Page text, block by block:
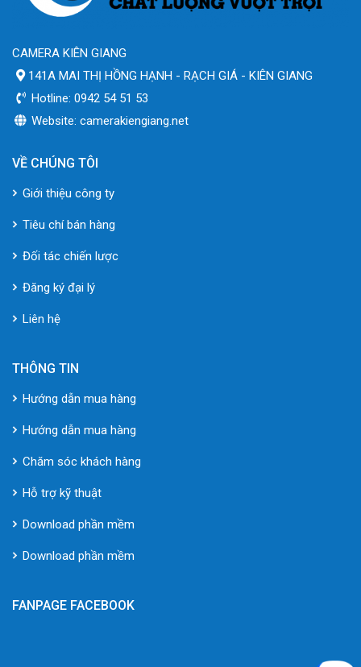
CAMERA KIÊN GIANG
141A MAI THỊ HỒNG HẠNH - RẠCH GIÁ - KIÊN GIANG
Hotline: 0942 54 51 53
Website: camerakiengiang.net
VỀ CHÚNG TÔI
Giới thiệu công ty
Tiêu chí bán hàng
Đối tác chiến lược
Đăng ký đại lý
Liên hệ
THÔNG TIN
Hướng dẫn mua hàng
Hướng dẫn mua hàng
Chăm sóc khách hàng
Hỗ trợ kỹ thuật
Download phần mềm
Download phần mềm
FANPAGE FACEBOOK